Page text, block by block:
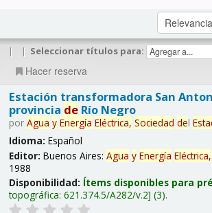
| | Seleccionar títulos para:
Hacer reserva
Estación transformadora San
provincia deRío Negro
por Agua y Energía Eléctrica, Sociedad del
Idioma: Español
Editor: Buenos Aires: Agua y Energía Eléctrica,
1988
Disponibilidad: Ítems disponibles para
topográfica: 621.374.5/A282/v.2 (3).